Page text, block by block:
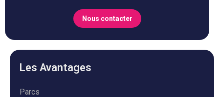
Nous contacter
Les Avantages
Parcs